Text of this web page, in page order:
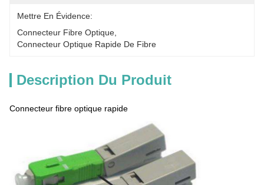
Mettre En Évidence:
Connecteur Fibre Optique
Connecteur Optique Rapide De Fibre
Description Du Produit
Connecteur fibre optique rapide